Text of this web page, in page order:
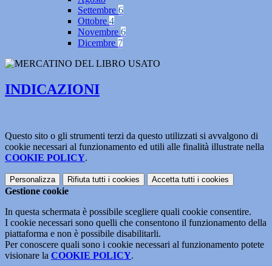
Settembre 6
Ottobre 4
Novembre 6
Dicembre 7
INDICAZIONI
Questo sito o gli strumenti terzi da questo utilizzati si avvalgono di
cookie necessari al funzionamento ed utili alle finalità illustrate nella
COOKIE POLICY.
Personalizza Rifiuta tutti i cookies Accetta tutti i cookies
Gestione cookie
In questa schermata è possibile scegliere quali cookie consentire.
I cookie necessari sono quelli che consentono il funzionamento della
piattaforma e non è possibile disabilitarli.
Per conoscere quali sono i cookie necessari al funzionamento potete
visionare la COOKIE POLICY.